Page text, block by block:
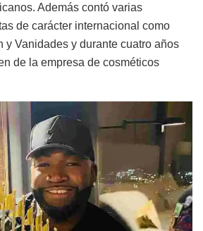
Además contó varias
de carácter internacional como
y Vanidades y durante cuatro años
de la empresa de cosméticos